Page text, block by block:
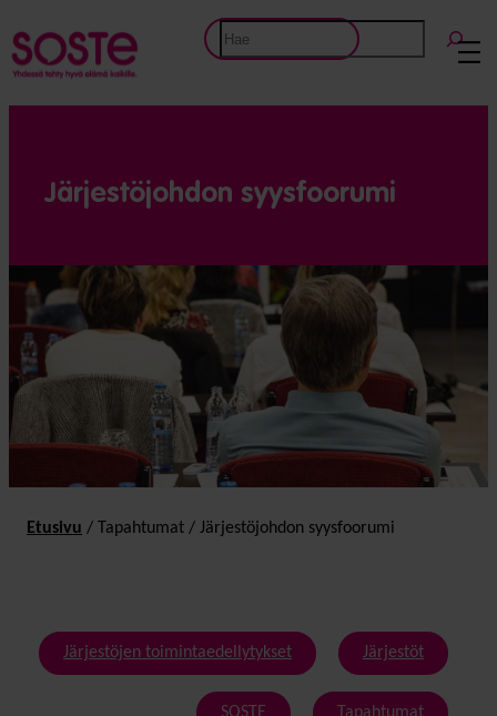
Etsi
Järjestöjohdon syysfoorumi
Etusivu / Tapahtumat / Järjestöjohdon syysfoorumi
Järjestöjen toimintaedellytykset Järjestöt